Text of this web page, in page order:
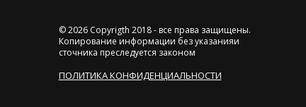
© 2026 Copyrigth 2018 - все права защищены.
Копирование информации без указанияи
сточника преследуется законом
ПОЛИТИКА КОНФИДЕНЦИАЛЬНОСТИ